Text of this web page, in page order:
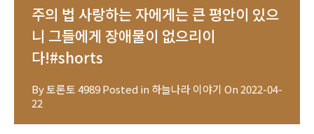
주의 법 사랑하는 자에게는 큰 평안이 있으
니 그들에게 장애물이 없으리이
다!#shorts
By토론토 4989Posted in 하늘나라 이야기 On2022-04-
22